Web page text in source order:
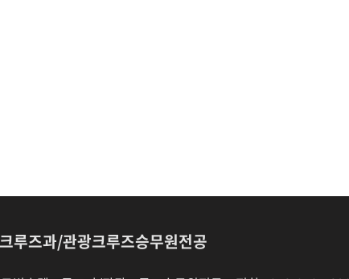
루즈과/관광크루즈승무원전공